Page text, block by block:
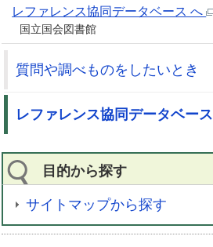
レファレンス協同データベース へ
国立国会図書館
質問や調べものをしたいとき
レファレンス協同データベース
目的から探す
サイトマップから探す